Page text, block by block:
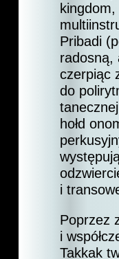
Pribadi
radosną,
czerpiąc
do
hołd
i
Poprzez
i
Takkak